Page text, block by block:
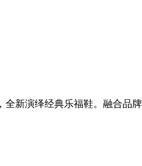
全新演绎经典乐福鞋。融合品